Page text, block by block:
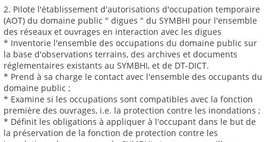
2. Pilote l'établissement d'autorisations d'occupation temporaire
(AOT) du domaine public " digues " du SYMBHI pour l'ensemble
des réseaux et ouvrages en interaction avec les digues
* Inventorie l'ensemble des occupations du domaine public sur
la base d'observations terrains, des archives et documents
réglementaires existants au SYMBHI, et de DT-DICT.
* Prend à sa charge le contact avec l'ensemble des occupants du
domaine public ;
* Examine si les occupations sont compatibles avec la fonction
première des ouvrages, i.e. la protection contre les inondations ;
* Définit les obligations à appliquer à l'occupant dans le but de
la préservation de la fonction de protection contre les